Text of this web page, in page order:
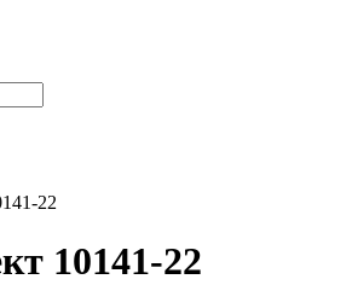
22
10141-22